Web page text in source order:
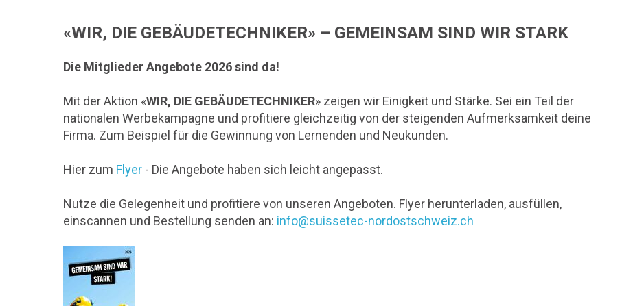
«WIR, DIE GEBÄUDETECHNIKER» – GEMEINSAM SIND WIR STARK
Die Mitglieder Angebote 2026 sind da!
Mit der Aktion «WIR, DIE GEBÄUDETECHNIKER» zeigen wir Einigkeit und Stärke. Sei ein Teil der
nationalen Werbekampagne und profitiere gleichzeitig von der steigenden Aufmerksamkeit deine
Firma. Zum Beispiel für die Gewinnung von Lernenden und Neukunden.
Hier zum Flyer - Die Angebote haben sich leicht angepasst.
Nutze die Gelegenheit und profitiere von unseren Angeboten. Flyer herunterladen, ausfüllen,
einscannen und Bestellung senden an: info@suissetec-nordostschweiz.ch